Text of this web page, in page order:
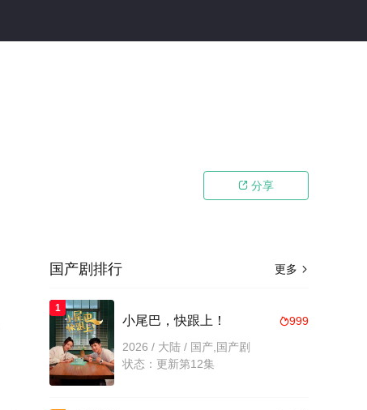
 分享
更多 
国产剧排行
1
999
小尾巴，快跟上！
2026 / 大陆 / 国产,国产剧
状态：更新第12集